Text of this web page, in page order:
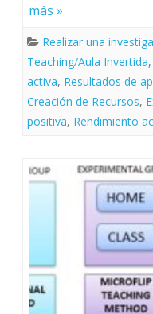
más »
Realizar una
Teaching/Aula Invertida,
activa, Resultados de
Creación de Recursos,
positiva, Rendimiento